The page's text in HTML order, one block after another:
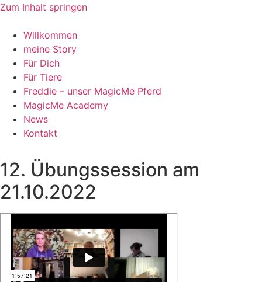
Zum Inhalt springen
Willkommen
meine Story
Für Dich
Für Tiere
Freddie – unser MagicMe Pferd
MagicMe Academy
News
Kontakt
12. Übungssession am
21.10.2022